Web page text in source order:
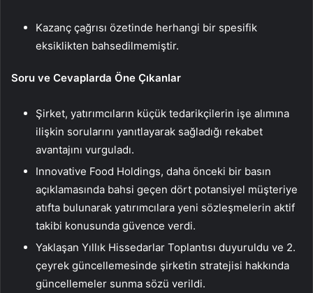
Kazanç çağrısı özetinde herhangi bir spesifik
eksiklikten bahsedilmemiştir.
Soru ve Cevaplarda Öne Çıkanlar
Şirket, yatırımcıların küçük tedarikçilerin işe alımına
ilişkin sorularını yanıtlayarak sağladığı rekabet
avantajını vurguladı.
Innovative Food Holdings, daha önceki bir basın
açıklamasında bahsi geçen dört potansiyel müşteriye
atıfta bulunarak yatırımcılara yeni sözleşmelerin aktif
takibi konusunda güvence verdi.
Yaklaşan Yıllık Hissedarlar Toplantısı duyuruldu ve 2.
çeyrek güncellemesinde şirketin stratejisi hakkında
güncellemeler sunma sözü verildi.